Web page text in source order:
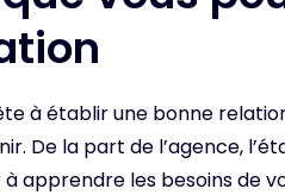
à établir une bonne
De la part de l’agence,
apprendre les besoins de